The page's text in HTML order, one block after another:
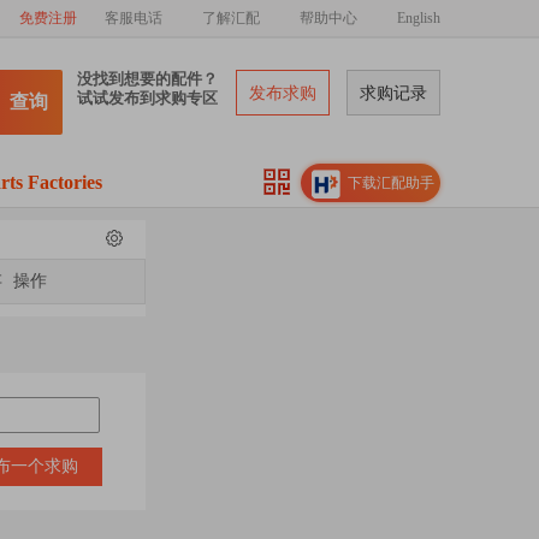
免费注册 客服电话 了解汇配 帮助中心 English
查询
没找到想要的配件？
试试发布到求购专区
发布求购 求购记录
Factories 下载汇配助手
操作
一个求购